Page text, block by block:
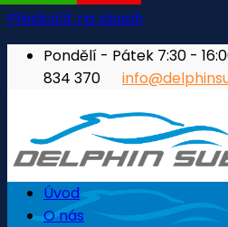
Přeskočit na obsah
Pondělí - Pátek 7:30 -
834 370
Úvod
O nás